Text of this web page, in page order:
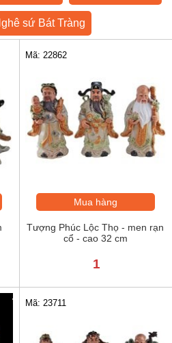
sứ Bát Tràng
Mã: 22862
Mua hàng
Tượng Phúc Lộc Thọ - men rạn
cổ - cao 32 cm
1
Mã: 23711